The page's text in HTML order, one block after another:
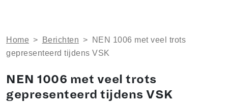
Home > Berichten >
​NEN 1006 met veel trots
gepresenteerd tijdens VSK
​NEN 1006 met veel trots
gepresenteerd tijdens VSK